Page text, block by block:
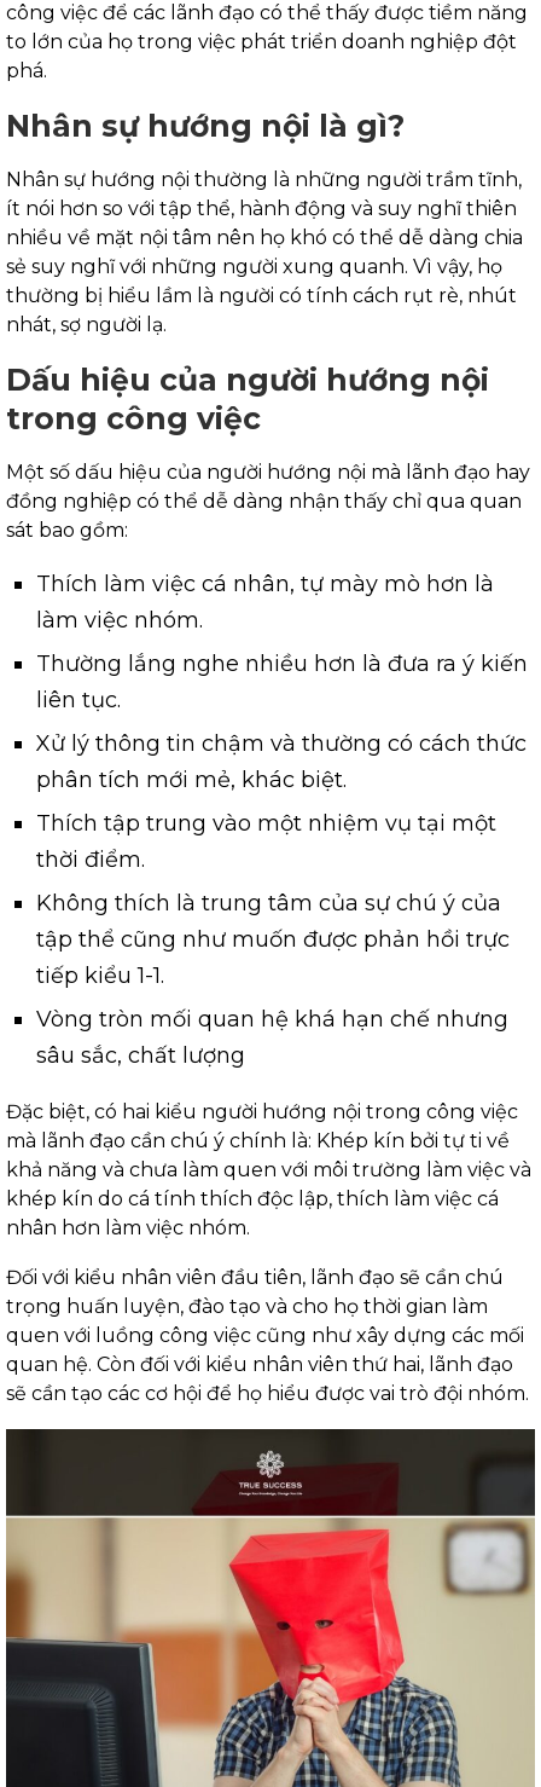
công việc để các lãnh đạo có thể thấy được tiềm năng
to lớn của họ trong việc phát triển doanh nghiệp đột
phá.
Nhân sự hướng nội là gì?
Nhân sự hướng nội thường là những người trầm tĩnh,
ít nói hơn so với tập thể, hành động và suy nghĩ thiên
nhiều về mặt nội tâm nên họ khó có thể dễ dàng chia
sẻ suy nghĩ với những người xung quanh. Vì vậy, họ
thường bị hiểu lầm là người có tính cách rụt rè, nhút
nhát, sợ người lạ.
Dấu hiệu của người hướng nội
trong công việc
Một số dấu hiệu của người hướng nội mà lãnh đạo hay
đồng nghiệp có thể dễ dàng nhận thấy chỉ qua quan
sát bao gồm:
Thích làm việc cá nhân, tự mày mò hơn là
làm việc nhóm.
Thường lắng nghe nhiều hơn là đưa ra ý kiến
liên tục.
Xử lý thông tin chậm và thường có cách thức
phân tích mới mẻ, khác biệt.
Thích tập trung vào một nhiệm vụ tại một
thời điểm.
Không thích là trung tâm của sự chú ý của
tập thể cũng như muốn được phản hồi trực
tiếp kiểu 1-1.
Vòng tròn mối quan hệ khá hạn chế nhưng
sâu sắc, chất lượng
Đặc biệt, có hai kiểu người hướng nội trong công việc
mà lãnh đạo cần chú ý chính là: Khép kín bởi tự ti về
khả năng và chưa làm quen với môi trường làm việc và
khép kín do cá tính thích độc lập, thích làm việc cá
nhân hơn làm việc nhóm.
Đối với kiểu nhân viên đầu tiên, lãnh đạo sẽ cần chú
trọng huấn luyện, đào tạo và cho họ thời gian làm
quen với luồng công việc cũng như xây dựng các mối
quan hệ. Còn đối với kiểu nhân viên thứ hai, lãnh đạo
sẽ cần tạo các cơ hội để họ hiểu được vai trò đội nhóm.